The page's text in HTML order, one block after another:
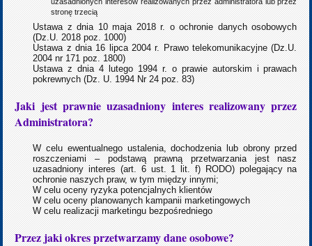
uzasadnionych interesów realizowanych przez administratora lub przez
stronę trzecią
Ustawa z dnia 10 maja 2018 r. o ochronie danych osobowych
(Dz.U. 2018 poz. 1000)
Ustawa z dnia 16 lipca 2004 r. Prawo telekomunikacyjne (Dz.U.
2004 nr 171 poz. 1800)
Ustawa z dnia 4 lutego 1994 r. o prawie autorskim i prawach
pokrewnych (Dz. U. 1994 Nr 24 poz. 83)
Jaki jest prawnie uzasadniony interes realizowany przez
Administratora?
W celu ewentualnego ustalenia, dochodzenia lub obrony przed
roszczeniami – podstawą prawną przetwarzania jest nasz
uzasadniony interes (art. 6 ust. 1 lit. f) RODO) polegający na
ochronie naszych praw, w tym między innymi;
W celu oceny ryzyka potencjalnych klientów
W celu oceny planowanych kampanii marketingowych
W celu realizacji marketingu bezpośredniego
Przez jaki okres przetwarzamy dane osobowe?